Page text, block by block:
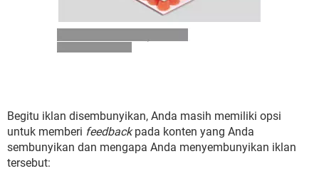
Begitu iklan disembunyikan, Anda masih memiliki opsi
untuk memberi feedbackpada konten yang Anda
sembunyikan dan mengapa Anda menyembunyikan iklan
tersebut: